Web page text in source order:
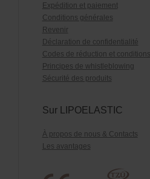
Expédition et paiement
Conditions générales
Revenir
Déclaration de confidentialité
Codes de réduction et conditions
Principes de whistleblowing
Sécurité des produits
Sur LIPOELASTIC
À propos de nous & Contacts
Les avantages